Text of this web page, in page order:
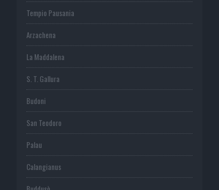
Tempio Pausania
Arzachena
La Maddalena
S. T. Gallura
Budoni
San Teodoro
Palau
Calangianus